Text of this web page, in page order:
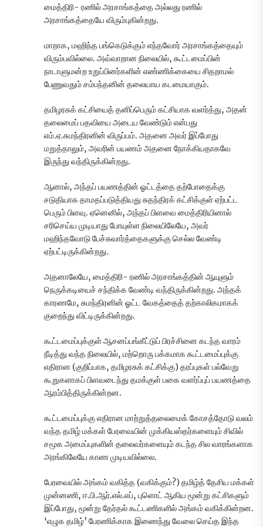
மைத்திரி- ரணில் அரசாங்கத்தை அல்லது ரணில்
அரசாங்கத்தையே விரும்புகின்றது.
மாறாக, மஹிந்த பங்கெடுக்கும் எந்தவோர் அரசாங்கத்தையும்
விரும்பவில்லை. அவ்வாறான நிலையில், கூட்டமைப்பின்
நாடாளுமன்ற உறுப்பினர்களின் எண்ணிக்கையை சிதறாமல்
பேணுவதும் சம்பந்தனின் தலையாய கடமையாகும்.
தமிழரசுக் கட்சியைத் தனிப்பெரும் கட்சியாக வளர்த்து, அதன்
தலைமைப் பதவியை அடைய வேண்டும் என்பது
எம்.ஏ.சுமந்திரனின் விருப்பம். அதனை அவர் இப்போது
மறுத்தாலும், அவரின் பயணம் அதனை நோக்கியதாகவே
இருந்து வந்திருக்கின்றது.
ஆனால், அந்தப் பயணத்தின் ஓட்டத்தை தற்போதைக்கு
சடுதியாக தாமதப்படுத்தியது சுதந்திரக் கட்சிக்குள் ஏற்பட்ட
பெரும் பிளவு. ஏனெனில், அந்தப் பிளவை மைத்திரியினால்
சரிசெய்ய முடியாது போயுள்ள நிலையிலேயே, அவர்
மஹிந்தவோடு பேச்சுவார்த்தைகளுக்கு செல்ல வேண்டி
ஏற்பட்டிருக்கின்றது.
அதனாலேயே, மைத்திரி- ரணில் அரசாங்கத்தின் ஆயுளும்
நெருக்கடியைச் சந்திக்க வேண்டி வந்திருக்கின்றது. அந்தக்
காரணமே, சுமந்திரனின் ஓட்ட வேகத்தைத் தற்காலிகமாகக்
குறைந்து விட்டிருக்கின்றது.
கூட்டமைப்புக்குள் ஆசனப்பங்கீட்டுப் பிரச்சினை கடந்த வாரம்
நீடித்து வந்த நிலையில், மற்றொரு பக்கமாக கூட்டமைப்புக்கு
எதிரான (குறிப்பாக, தமிழரசுக் கட்சிக்கு) தரப்புகள் பல்வேறு
கூறுகளாகப் பிளவடைந்து தமக்குள் பகை வளர்ப்புப் பயணத்தை
ஆரம்பித்திருக்கின்றன.
கூட்டமைப்புக்கு எதிரான மாற்றுத்தலைமைக் கோசத்தோடு வலம்
வந்த தமிழ் மக்கள் பேரவையின் முக்கியஸ்தர்களையும் சிவில்
சமூக அமைப்புகளின் தலைவர்களையும் கடந்த சில வாரங்களாக
அரங்கிலேயே காண முடியவில்லை.
பேரவையில் அங்கம் வகித்த (வகிக்கும்?) தமிழ்த் தேசிய மக்கள்
முன்னணி, ஈ.பி.ஆர்.எல்.எப், புளொட் ஆகிய மூன்று கட்சிகளும்
இப்போது, மூன்று தேர்தல் கூட்டணிகளில் அங்கம் வகிக்கின்றன.
‘எழுக தமிழ்’ பேரணிக்காக இணைந்து வேலை செய்த இந்த